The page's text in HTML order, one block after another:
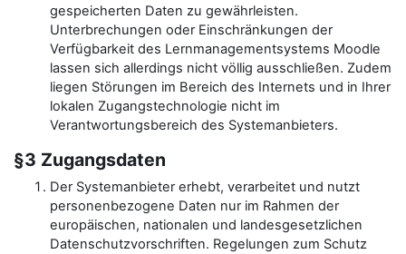
gespeicherten Daten zu gewährleisten.
Unterbrechungen oder Einschränkungen der
Verfügbarkeit des Lernmanagementsystems Moodle
lassen sich allerdings nicht völlig ausschließen. Zudem
liegen Störungen im Bereich des Internets und in Ihrer
lokalen Zugangstechnologie nicht im
Verantwortungsbereich des Systemanbieters.
§3 Zugangsdaten
Der Systemanbieter erhebt, verarbeitet und nutzt
personenbezogene Daten nur im Rahmen der
europäischen, nationalen und landesgesetzlichen
Datenschutzvorschriften. Regelungen zum Schutz